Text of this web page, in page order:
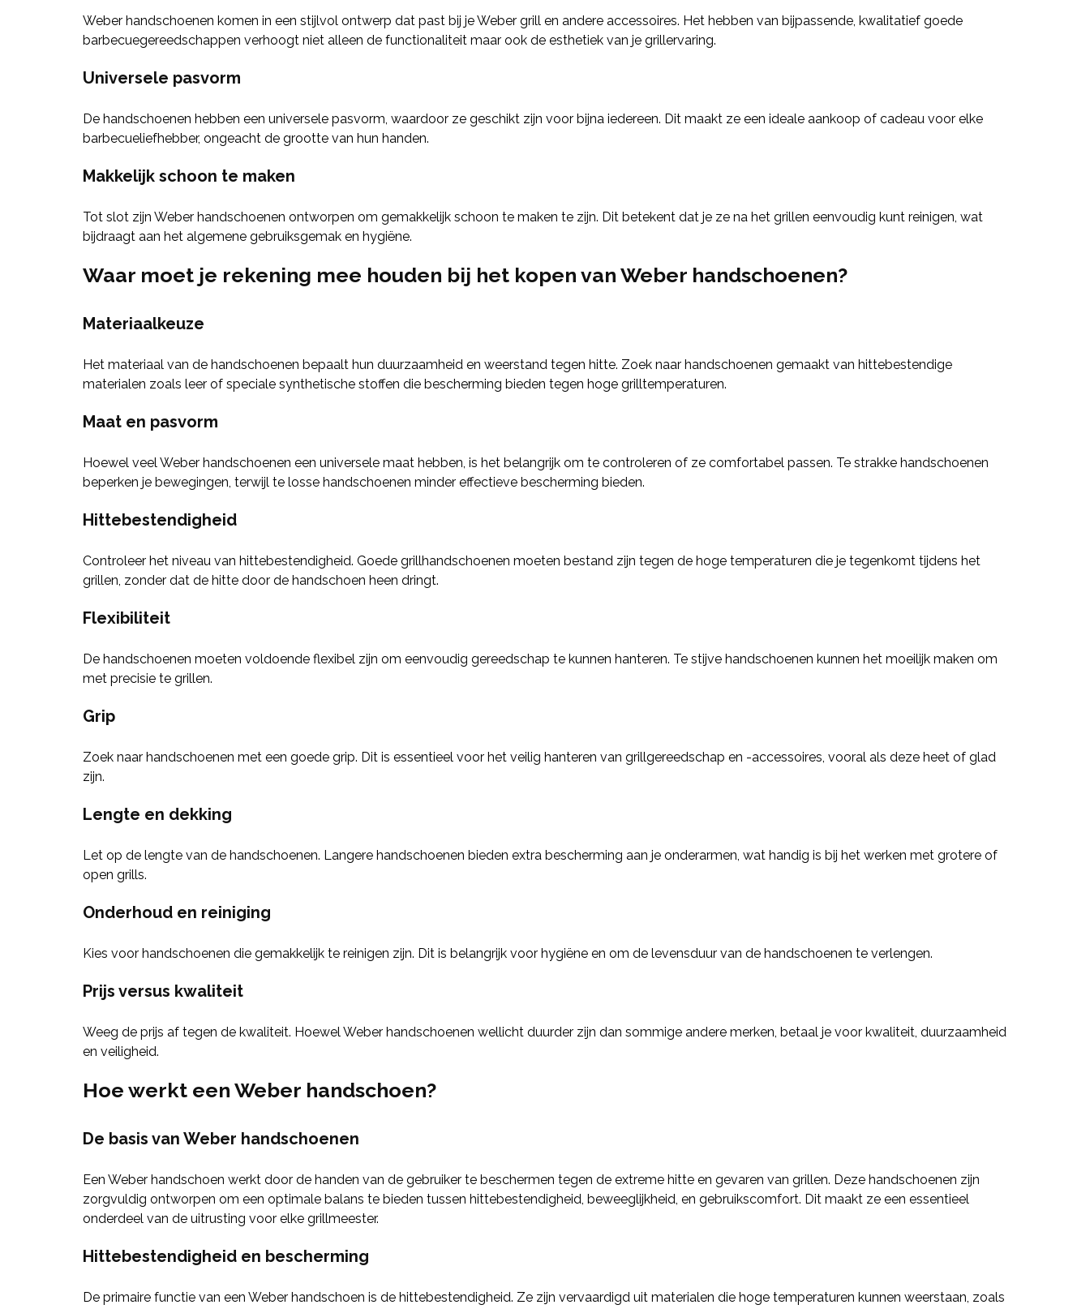
Weber handschoenen komen in een stijlvol ontwerp dat past bij je Weber grill en andere accessoires. Het hebben van bijpassende, kwalitatief goede
barbecuegereedschappen verhoogt niet alleen de functionaliteit maar ook de esthetiek van je grillervaring.
Universele pasvorm
De handschoenen hebben een universele pasvorm, waardoor ze geschikt zijn voor bijna iedereen. Dit maakt ze een ideale aankoop of cadeau voor elke
barbecueliefhebber, ongeacht de grootte van hun handen.
Makkelijk schoon te maken
Tot slot zijn Weber handschoenen ontworpen om gemakkelijk schoon te maken te zijn. Dit betekent dat je ze na het grillen eenvoudig kunt reinigen, wat
bijdraagt aan het algemene gebruiksgemak en hygiëne.
Waar moet je rekening mee houden bij het kopen van Weber handschoenen?
Materiaalkeuze
Het materiaal van de handschoenen bepaalt hun duurzaamheid en weerstand tegen hitte. Zoek naar handschoenen gemaakt van hittebestendige
materialen zoals leer of speciale synthetische stoffen die bescherming bieden tegen hoge grilltemperaturen.
Maat en pasvorm
Hoewel veel Weber handschoenen een universele maat hebben, is het belangrijk om te controleren of ze comfortabel passen. Te strakke handschoenen
beperken je bewegingen, terwijl te losse handschoenen minder effectieve bescherming bieden.
Hittebestendigheid
Controleer het niveau van hittebestendigheid. Goede grillhandschoenen moeten bestand zijn tegen de hoge temperaturen die je tegenkomt tijdens het
grillen, zonder dat de hitte door de handschoen heen dringt.
Flexibiliteit
De handschoenen moeten voldoende flexibel zijn om eenvoudig gereedschap te kunnen hanteren. Te stijve handschoenen kunnen het moeilijk maken om
met precisie te grillen.
Grip
Zoek naar handschoenen met een goede grip. Dit is essentieel voor het veilig hanteren van grillgereedschap en -accessoires, vooral als deze heet of glad
zijn.
Lengte en dekking
Let op de lengte van de handschoenen. Langere handschoenen bieden extra bescherming aan je onderarmen, wat handig is bij het werken met grotere of
open grills.
Onderhoud en reiniging
Kies voor handschoenen die gemakkelijk te reinigen zijn. Dit is belangrijk voor hygiëne en om de levensduur van de handschoenen te verlengen.
Prijs versus kwaliteit
Weeg de prijs af tegen de kwaliteit. Hoewel Weber handschoenen wellicht duurder zijn dan sommige andere merken, betaal je voor kwaliteit, duurzaamheid
en veiligheid.
Hoe werkt een Weber handschoen?
De basis van Weber handschoenen
Een Weber handschoen werkt door de handen van de gebruiker te beschermen tegen de extreme hitte en gevaren van grillen. Deze handschoenen zijn
zorgvuldig ontworpen om een optimale balans te bieden tussen hittebestendigheid, beweeglijkheid, en gebruikscomfort. Dit maakt ze een essentieel
onderdeel van de uitrusting voor elke grillmeester.
Hittebestendigheid en bescherming
De primaire functie van een Weber handschoen is de hittebestendigheid. Ze zijn vervaardigd uit materialen die hoge temperaturen kunnen weerstaan, zoals